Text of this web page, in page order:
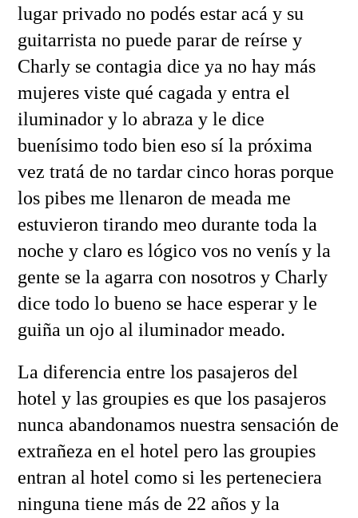
lugar privado no podés estar acá y su
guitarrista no puede parar de reírse y
Charly se contagia dice ya no hay más
mujeres viste qué cagada y entra el
iluminador y lo abraza y le dice
buenísimo todo bien eso sí la próxima
vez tratá de no tardar cinco horas porque
los pibes me llenaron de meada me
estuvieron tirando meo durante toda la
noche y claro es lógico vos no venís y la
gente se la agarra con nosotros y Charly
dice todo lo bueno se hace esperar y le
guiña un ojo al iluminador meado.
La diferencia entre los pasajeros del
hotel y las groupies es que los pasajeros
nunca abandonamos nuestra sensación de
extrañeza en el hotel pero las groupies
entran al hotel como si les perteneciera
ninguna tiene más de 22 años y la